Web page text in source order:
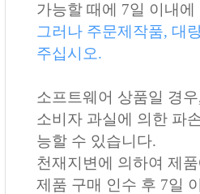
가능할 때에 7일 이내
그러나 주문제작품, 대
주십시오.
소프트웨어 상품일 경
소비자 과실에 의한 파
능할 수 있습니다.
천재지변에 의하여 제
제품 구매 인수 후 7일